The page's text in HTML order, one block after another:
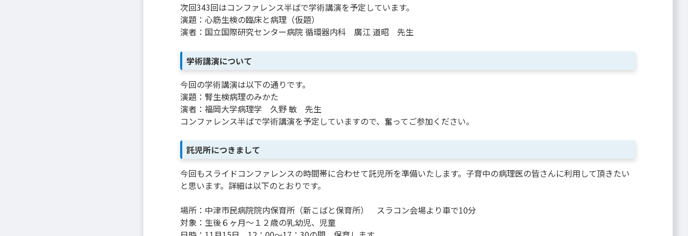
次回343回はコンファレンス半ばで学術講演を予定しています。
演題：心筋生検の臨床と病理（仮題）
演者：国立国際研究センター病院 循環器内科 廣江 道昭 先生
学術講演について
今回の学術講演は以下の通りです。
演題：腎生検病理のみかた
演者：福岡大学病理学 久野 敏 先生
コンファレンス半ばで学術講演を予定していますので、奮ってご参加ください。
託児所につきまして
今回もスライドコンファレンスの時間帯に合わせて託児所を準備いたします。子育中の病理医の皆さんに利用して頂きたい
と思います。詳細は以下のとおりです。
場所：中津市民病院院内保育所（新こばと保育所） スラコン会場より車で10分
対象：生後６ヶ月～１２歳の乳幼児、児童